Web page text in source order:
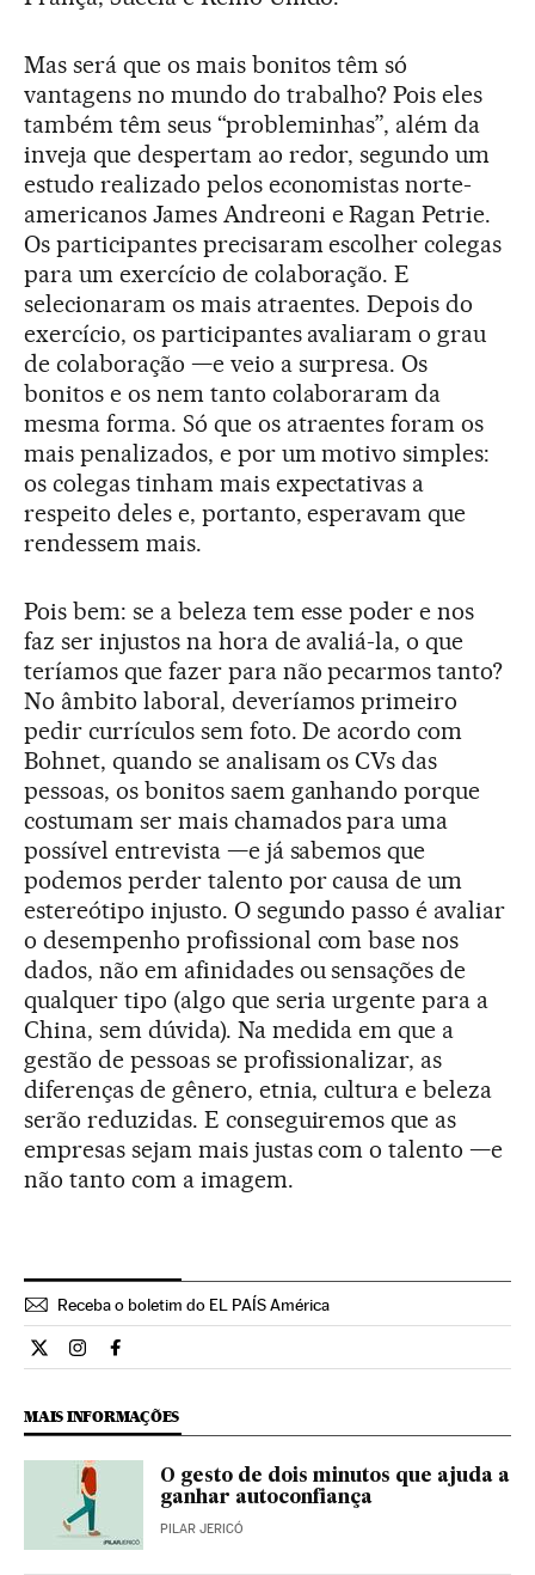
Mas será que os mais bonitos têm só
vantagens no mundo do trabalho? Pois eles
também têm seus “probleminhas”, além da
inveja que despertam ao redor, segundo um
estudo realizado pelos economistas norte-
americanos James Andreoni e Ragan Petrie.
Os participantes precisaram escolher colegas
para um exercício de colaboração. E
selecionaram os mais atraentes. Depois do
exercício, os participantes avaliaram o grau
de colaboração —e veio a surpresa. Os
bonitos e os nem tanto colaboraram da
mesma forma. Só que os atraentes foram os
mais penalizados, e por um motivo simples:
os colegas tinham mais expectativas a
respeito deles e, portanto, esperavam que
rendessem mais.
Pois bem: se a beleza tem esse poder e nos
faz ser injustos na hora de avaliá-la, o que
teríamos que fazer para não pecarmos tanto?
No âmbito laboral, deveríamos primeiro
pedir currículos sem foto. De acordo com
Bohnet, quando se analisam os CVs das
pessoas, os bonitos saem ganhando porque
costumam ser mais chamados para uma
possível entrevista —e já sabemos que
podemos perder talento por causa de um
estereótipo injusto. O segundo passo é avaliar
o desempenho profissional com base nos
dados, não em afinidades ou sensações de
qualquer tipo (algo que seria urgente para a
China, sem dúvida). Na medida em que a
gestão de pessoas se profissionalizar, as
diferenças de gênero, etnia, cultura e beleza
serão reduzidas. E conseguiremos que as
empresas sejam mais justas com o talento —e
não tanto com a imagem.
Receba o boletim do EL PAÍS América
Ciencia El País Brasil en Twitter
Ciencia El País Brasil en Instagram
Ciencia El País Brasil en Facebook
MAIS INFORMAÇÕES
O gesto de dois minutos que ajuda a
ganhar autoconfiança
PILAR JERICÓ